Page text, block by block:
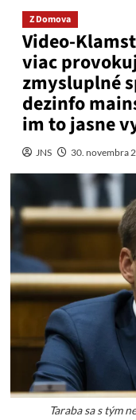
Z Domova
Video-
viac
zmysluplné
dezinfo
im to jasne
JNS 30. novembra
Taraba sa s tým